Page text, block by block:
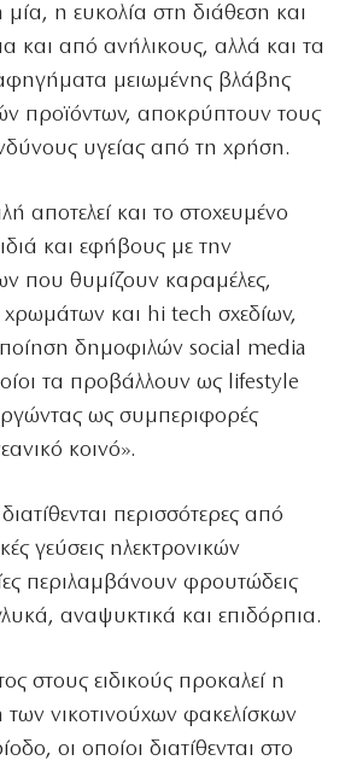
μία, η ευκολία στη διάθεση και
και από ανήλικους, αλλά και τα
μειωμένης βλάβης
προϊόντων, αποκρύπτουν τους
υγείας από τη χρήση.
αποτελεί και το στοχευμένο
και εφήβους με την
που θυμίζουν καραμέλες,
και hi tech σχεδίων,
δημοφιλών social media
τα προβάλλουν ως lifestyle
ως συμπεριφορές
κοινό».
περισσότερες από
γεύσεις ηλεκτρονικών
περιλαμβάνουν φρουτώδεις
αναψυκτικά και επιδόρπια.
στους ειδικούς προκαλεί η
νικοτινούχων φακελίσκων
οι οποίοι διατίθενται στο